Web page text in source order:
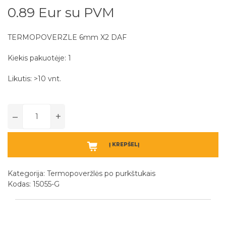
0.89 Eur su PVM
TERMOPOVERZLE 6mm X2 DAF
Kiekis pakuotėje: 1
Likutis: >10 vnt.
– +
Į KREPŠELĮ
Kategorija: Termopoveržlės po purkštukais
Kodas: 15055-G